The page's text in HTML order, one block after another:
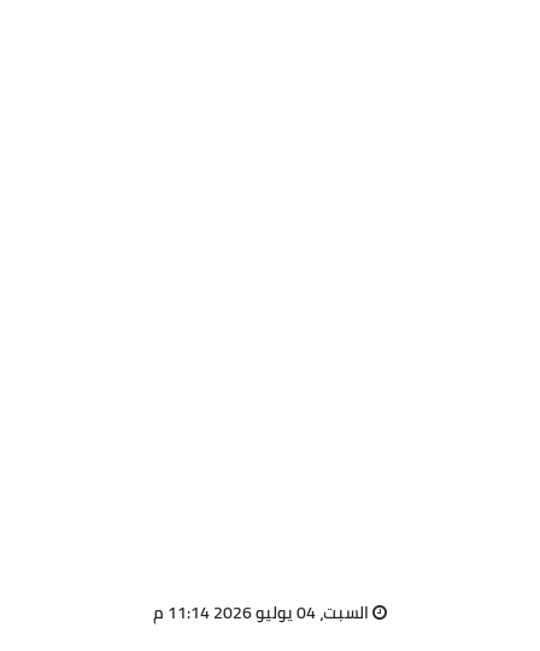
السبت، 04 يوليو 2026 11:14 م